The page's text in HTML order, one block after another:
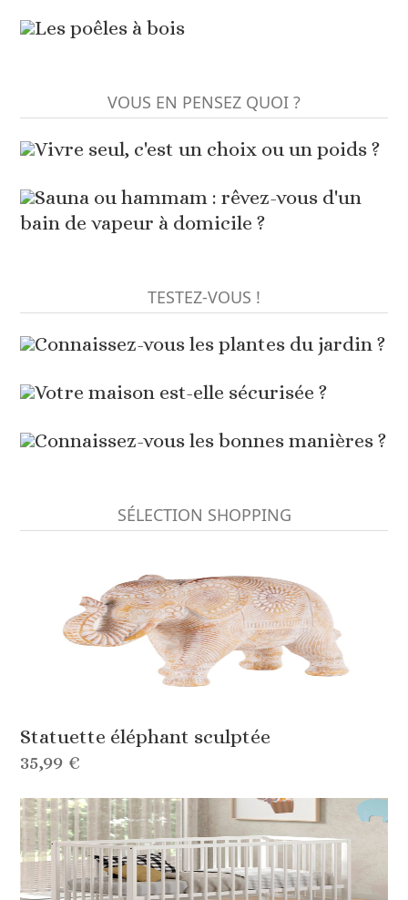
Les poêles à bois
VOUS EN PENSEZ QUOI ?
Vivre seul, c'est un choix ou un poids ?
Sauna ou hammam : rêvez-vous d'un
bain de vapeur à domicile ?
TESTEZ-VOUS !
Connaissez-vous les plantes du jardin ?
Votre maison est-elle sécurisée ?
Connaissez-vous les bonnes manières ?
SÉLECTION SHOPPING
Statuette éléphant sculptée
35,99 €